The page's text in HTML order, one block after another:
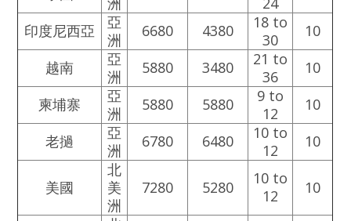
印度尼西亞
亞
洲
6680 4380
18 to
30
10
越南
亞
洲
5880 3480
21 to
36
10
柬埔寨
亞
洲
5880 5880
9 to
12
10
老撾
亞
洲
6780 6480
10 to
12
10
美國
北
美
洲
7280 5280
10 to
12
10